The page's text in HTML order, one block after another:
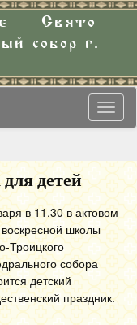
— Свято-
собор г.
детей
в 11.30 в актовом
школы
Троицкого
собора
детский
праздник.